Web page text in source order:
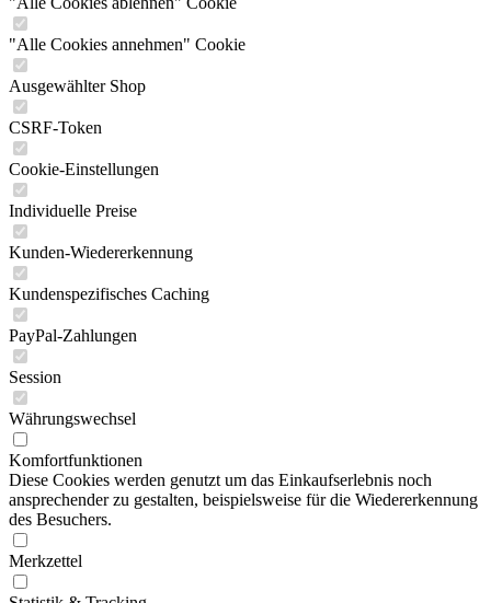
"Alle Cookies annehmen" Cookie
Ausgewählter Shop
CSRF-Token
Cookie-Einstellungen
Individuelle Preise
Kunden-Wiedererkennung
Kundenspezifisches Caching
PayPal-Zahlungen
Session
Währungswechsel
Komfortfunktionen
Diese Cookies werden genutzt um das Einkaufserlebnis noch
ansprechender zu gestalten, beispielsweise für die Wiedererkennung
des Besuchers.
Merkzettel